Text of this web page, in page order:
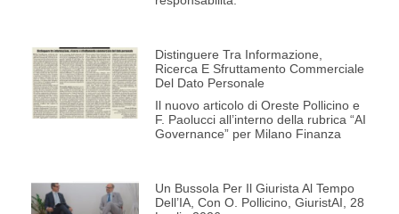
Distinguere Tra Informazione,
Ricerca E Sfruttamento Commerciale
Del Dato Personale
Il nuovo articolo di Oreste Pollicino e
F. Paolucci all’interno della rubrica “AI
Governance” per Milano Finanza
Un Bussola Per Il Giurista Al Tempo
Dell’IA, Con O. Pollicino, GiuristAI, 28